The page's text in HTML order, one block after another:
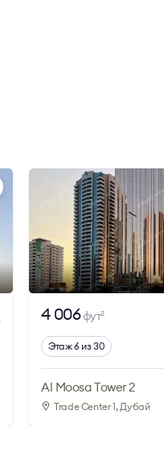
4 006фут2
Этаж 6 из 30
Al Moosa Tower 2
Trade Center 1, Дубай